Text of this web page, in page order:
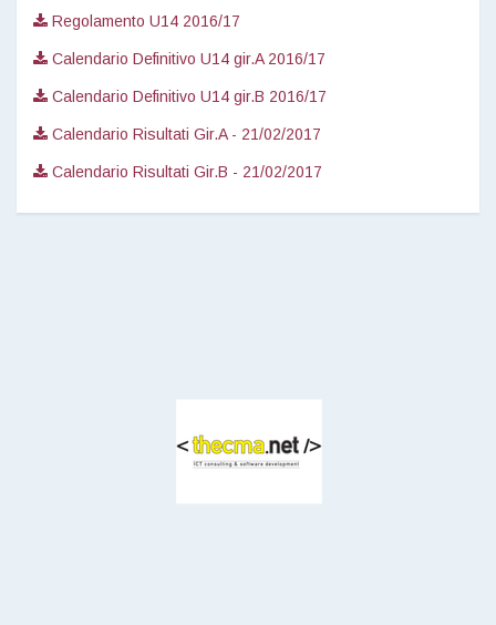
Regolamento U14 2016/17
Calendario Definitivo U14 gir.A 2016/17
Calendario Definitivo U14 gir.B 2016/17
Calendario Risultati Gir.A - 21/02/2017
Calendario Risultati Gir.B - 21/02/2017